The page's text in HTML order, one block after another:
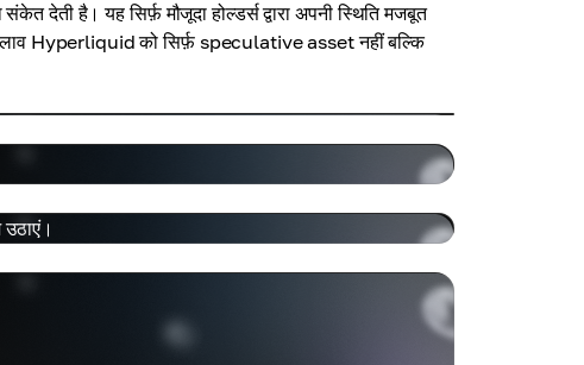
है। यह सिर्फ़ मौजूदा होल्डर्स द्वारा अपनी स्थिति मजबूत
Hyperliquid को सिर्फ़ speculative asset नहीं बल्कि